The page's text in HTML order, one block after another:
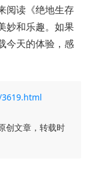
阅读《绝地生存
妙和乐趣。如果
今天的体验，感
创文章，转载时